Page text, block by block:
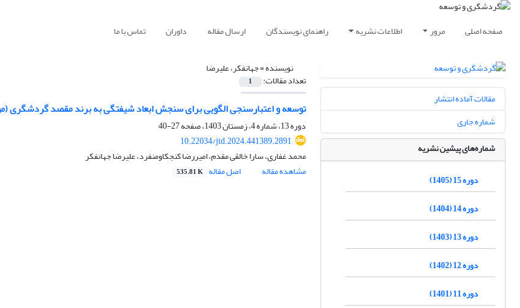
صفحه اصلی مرور اطلاعات نشریه راهنمای نویسندگان ارسال مقاله داوران تماس با ما
نویسنده =جهانفکر، علیرضا
تعداد مقالات: 1
توسعه و اعتبارسنجی الگویی برای سنجش ابعاد شیفتگی به برند مقصد گردشگری
دوره 13، شماره 4، زمستان 1403، صفحه
27-40
10.22034/jtd.2024.441389.2891
محمد غفاری، سارا خالقی مقدم، امیررضا کنجکاومنفرد، علیرضا جهانفکر
مشاهده مقاله
اصل مقاله 535.81 K
مقالات آماده انتشار
شماره جاری
شماره‌های پیشین نشریه
دوره 15 (1405)
دوره 14 (1404)
دوره 13 (1403)
دوره 12 (1402)
دوره 11 (1401)